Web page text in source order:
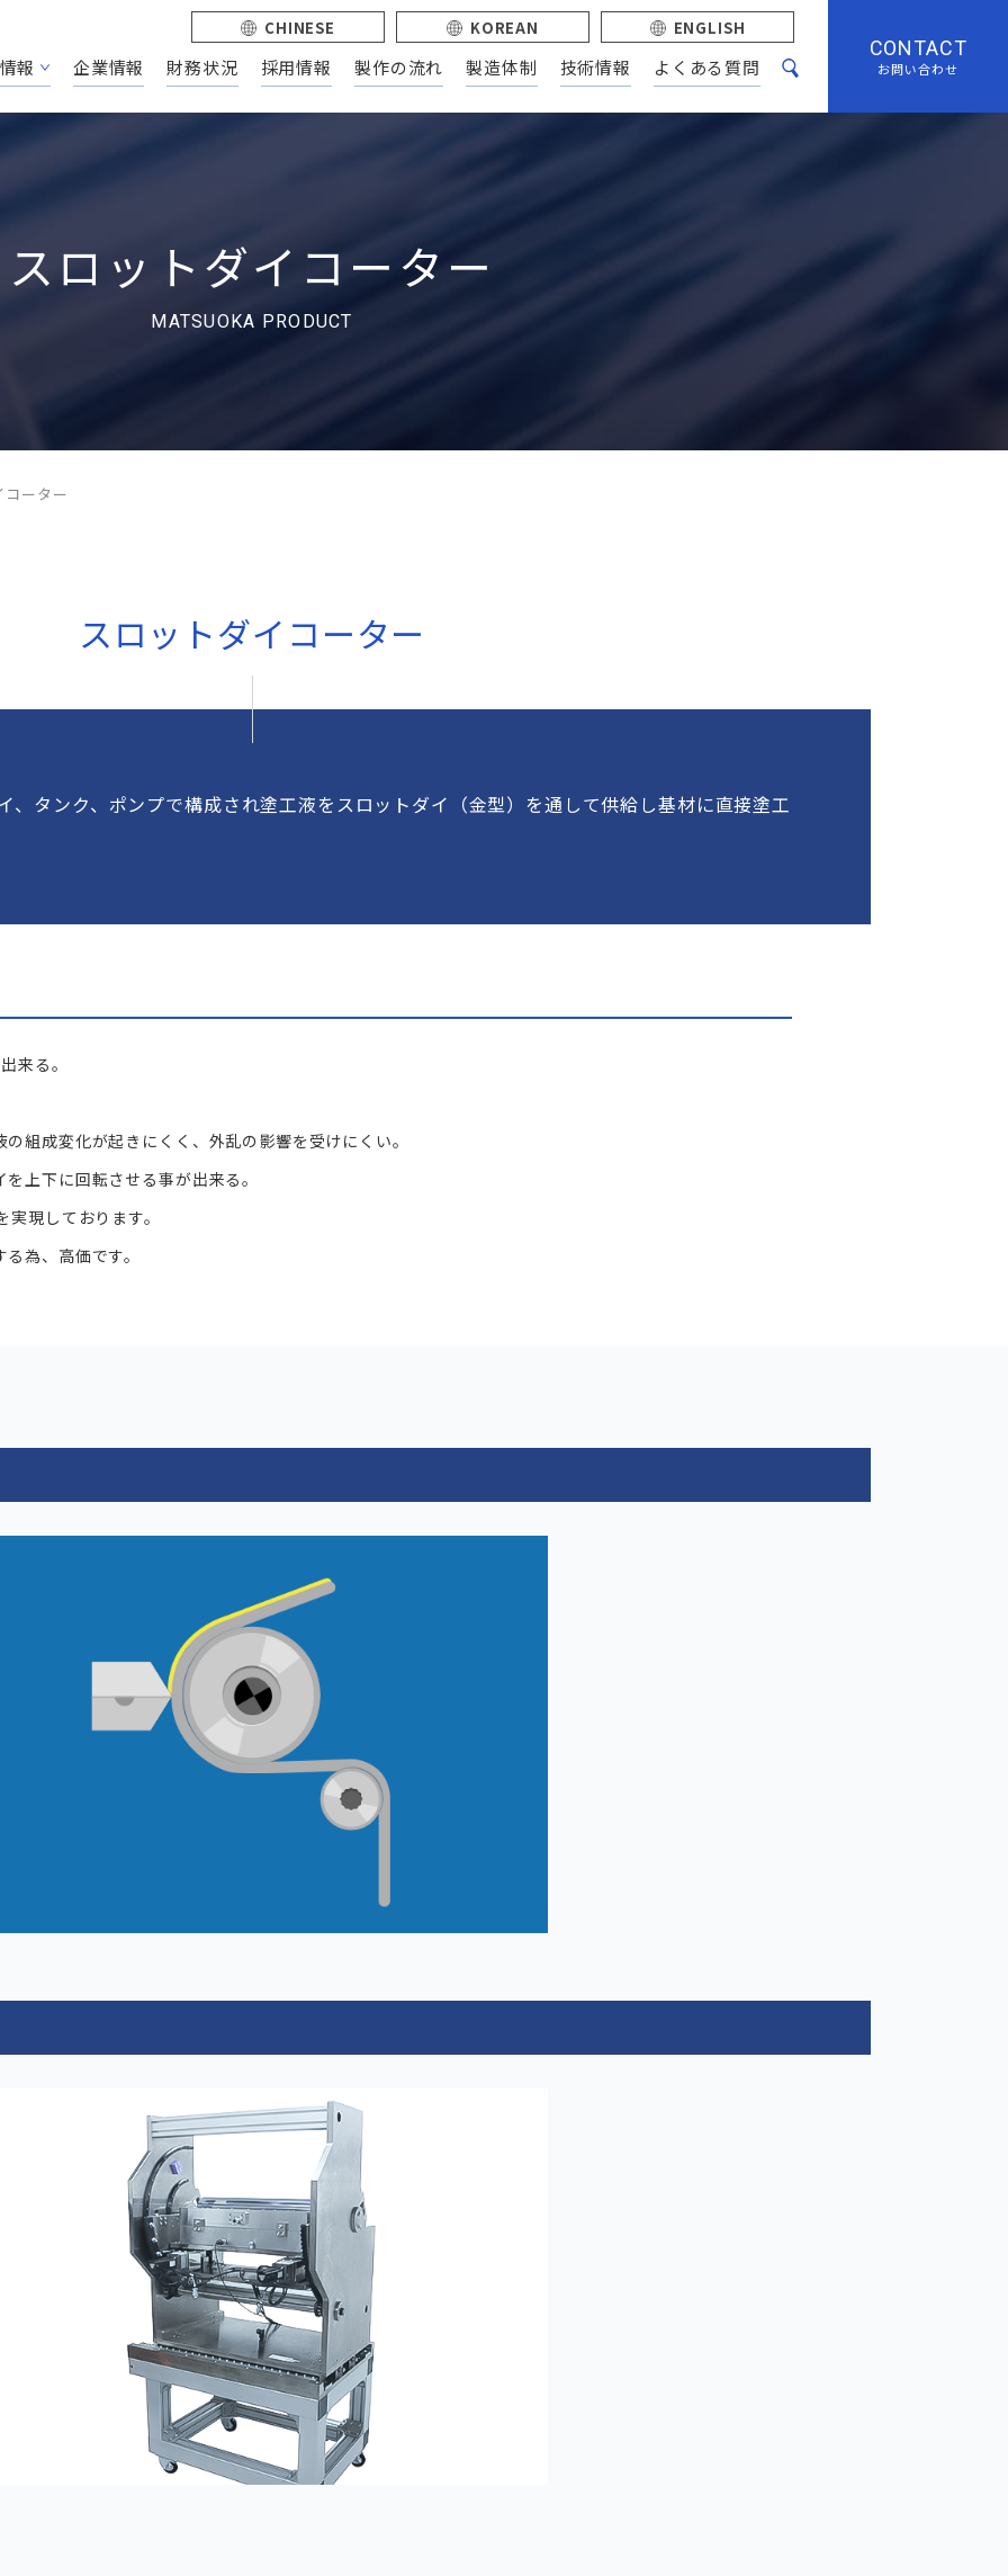
報 企業情報 財務状況 採用情報 製作の流れ 製造体制 技術情報 よくある質問
CONTACT
お問い合わせ
CHINESE KOREAN ENGLISH
スロットダイコーター
MATSUOKA PRODUCT
コーター
スロットダイコーター
、タンク、ポンプで構成され塗工液をスロットダイ（金型）を通して供給し基材に直接塗工
来る。
組成変化が起きにくく、外乱の影響を受けにくい。
上下に回転させる事が出来る。
現しております。
為、高価です。